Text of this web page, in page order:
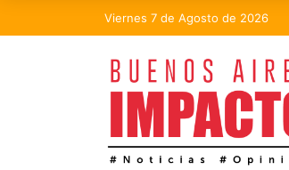
Viernes 7 de Agosto de 2026